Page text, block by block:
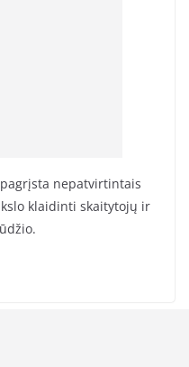
nepatvirtintais
klaidinti skaitytojų ir